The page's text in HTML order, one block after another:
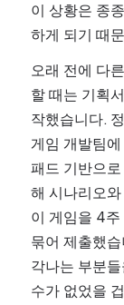
이 상황은 종
하게 되기 때
오래 전에 다
할 때는 기획
작했습니다.
게임 개발팀
패드 기반으
해 시나리오
이 게임을 4
묶어 제출했
각나는 부분
수가 없었을